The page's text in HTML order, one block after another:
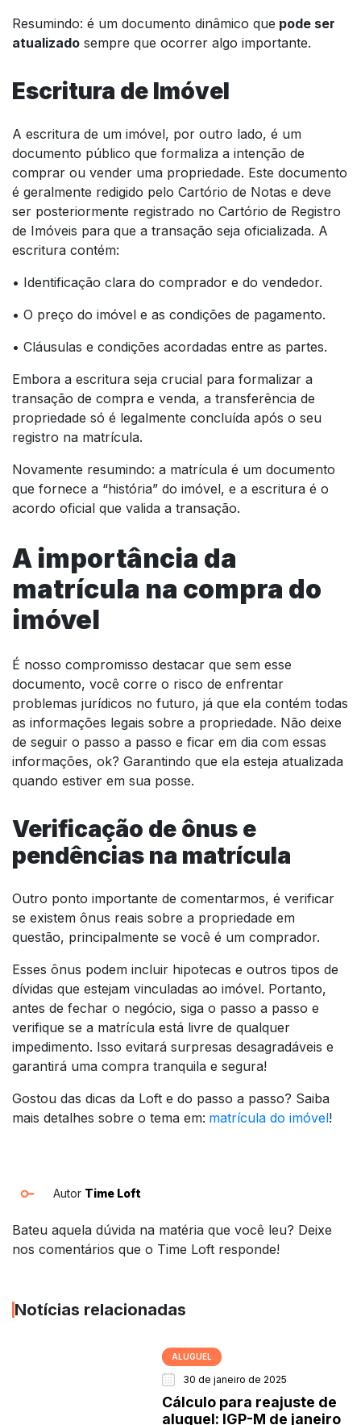
Resumindo: é um documento dinâmico que pode ser
atualizado sempre que ocorrer algo importante.
Escritura de Imóvel
A escritura de um imóvel, por outro lado, é um
documento público que formaliza a intenção de
comprar ou vender uma propriedade. Este documento
é geralmente redigido pelo Cartório de Notas e deve
ser posteriormente registrado no Cartório de Registro
de Imóveis para que a transação seja oficializada. A
escritura contém:
• Identificação clara do comprador e do vendedor.
• O preço do imóvel e as condições de pagamento.
• Cláusulas e condições acordadas entre as partes.
Embora a escritura seja crucial para formalizar a
transação de compra e venda, a transferência de
propriedade só é legalmente concluída após o seu
registro na matrícula.
Novamente resumindo: a matrícula é um documento
que fornece a “história” do imóvel, e a escritura é o
acordo oficial que valida a transação.
A importância da
matrícula na compra do
imóvel
É nosso compromisso destacar que sem esse
documento, você corre o risco de enfrentar
problemas jurídicos no futuro, já que ela contém todas
as informações legais sobre a propriedade. Não deixe
de seguir o passo a passo e ficar em dia com essas
informações, ok? Garantindo que ela esteja atualizada
quando estiver em sua posse.
Verificação de ônus e
pendências na matrícula
Outro ponto importante de comentarmos, é verificar
se existem ônus reais sobre a propriedade em
questão, principalmente se você é um comprador.
Esses ônus podem incluir hipotecas e outros tipos de
dívidas que estejam vinculadas ao imóvel. Portanto,
antes de fechar o negócio, siga o passo a passo e
verifique se a matrícula está livre de qualquer
impedimento. Isso evitará surpresas desagradáveis e
garantirá uma compra tranquila e segura!
Gostou das dicas da Loft e do passo a passo? Saiba
mais detalhes sobre o tema em: matrícula do imóvel!
Autor Time Loft
Bateu aquela dúvida na matéria que você leu? Deixe
nos comentários que o Time Loft responde!
Notícias relacionadas
ALUGUEL
30 de janeiro de 2025
Cálculo para reajuste de
aluguel: IGP-M de janeiro